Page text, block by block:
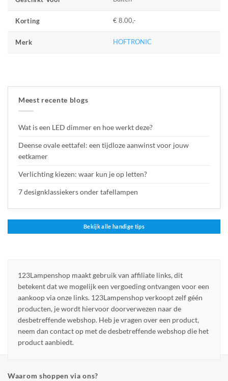
Korting € 8.00,-
Merk HOFTRONIC
Meest recente blogs
Wat is een LED dimmer en hoe werkt deze?
Deense ovale eettafel: een tijdloze aanwinst voor jouw
eetkamer
Verlichting kiezen: waar kun je op letten?
7 designklassiekers onder tafellampen
Bekijk alle handige tips
123Lampenshop maakt gebruik van affiliate links, dit
betekent dat we mogelijk een vergoeding ontvangen voor een
aankoop via onze links. 123Lampenshop verkoopt zelf géén
producten, je wordt hiervoor doorverwezen naar de
desbetreffende webshop. Heb je vragen over een product,
neem dan contact op met de desbetreffende webshop die het
product aanbiedt.
Waarom shoppen via ons?